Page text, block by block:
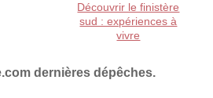
Découvrir le finistère
sud : expériences à
vivre
dernières dépêches.